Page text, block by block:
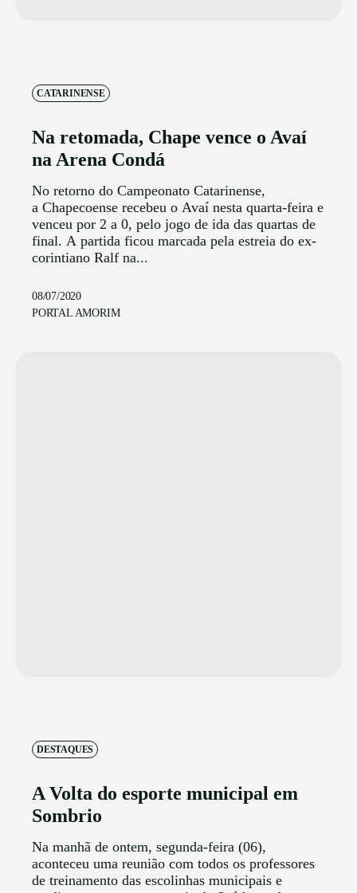
CATARINENSE
Na retomada, Chape vence o Avaí
na Arena Condá
No retorno do Campeonato Catarinense,
a Chapecoense recebeu o Avaí nesta quarta-feira e
venceu por 2 a 0, pelo jogo de ida das quartas de
final. A partida ficou marcada pela estreia do ex-
corintiano Ralf na...
08/07/2020
PORTAL AMORIM
DESTAQUES
A Volta do esporte municipal em
Sombrio
Na manhã de ontem, segunda-feira (06),
aconteceu uma reunião com todos os professores
de treinamento das escolinhas municipais e